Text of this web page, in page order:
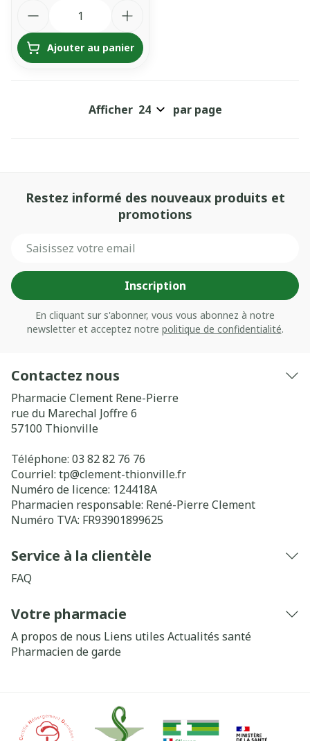
Ajouter au panier
Afficher par page
Restez informé des nouveaux produits et
promotions
Inscription
En cliquant sur s'abonner, vous vous abonnez à notre
newsletter et acceptez notre politique de confidentialité.
Contactez nous
Pharmacie Clement Rene-Pierre
rue du Marechal Joffre 6
57100 Thionville
Téléphone: 03 82 82 76 76
Courriel: tp@clement-thionville.fr
Numéro de licence: 124418A
Pharmacien responsable: René-Pierre Clement
Numéro TVA: FR93901899625
Service à la clientèle
FAQ
Votre pharmacie
A propos de nous Liens utiles Actualités santé
Pharmacien de garde